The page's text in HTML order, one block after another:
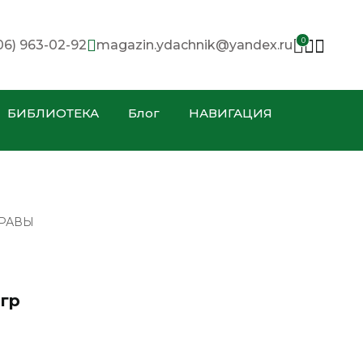
963-02-92 magazin.ydachnik@yandex.ru 0
БИБЛИОТЕКА Блог НАВИГАЦИЯ